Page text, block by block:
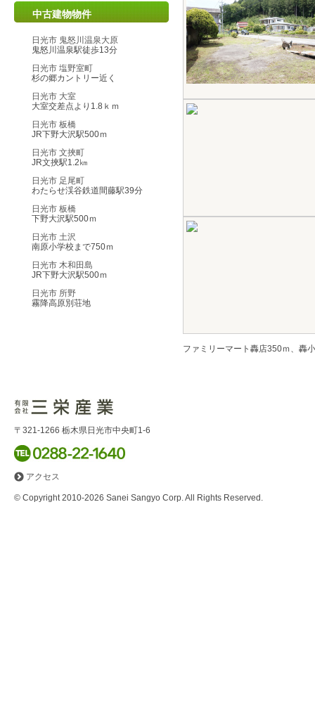
ファミリーマート轟店350ｍ、轟
中古建物物件
日光市 鬼怒川温泉大原
鬼怒川温泉駅徒歩13分
日光市 塩野室町
杉の郷カントリー近く
日光市 大室
大室交差点より1.8ｋｍ
日光市 板橋
JR下野大沢駅500ｍ
日光市 文挾町
JR文挾駅1.2㎞
日光市 足尾町
わたらせ渓谷鉄道間藤駅39分
日光市 板橋
下野大沢駅500ｍ
日光市 土沢
南原小学校まで750ｍ
日光市 木和田島
JR下野大沢駅500ｍ
日光市 所野
霧降高原別荘地
〒321-1266 栃木県日光市中央町1-6
アクセス
© Copyright 2010-2026 Sanei Sangyo Corp. All Rights Reserved.